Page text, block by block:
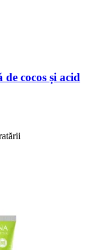
cocos și acid